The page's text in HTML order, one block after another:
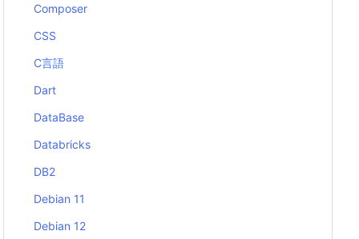
Composer
CSS
C言語
Dart
DataBase
Databricks
DB2
Debian 11
Debian 12